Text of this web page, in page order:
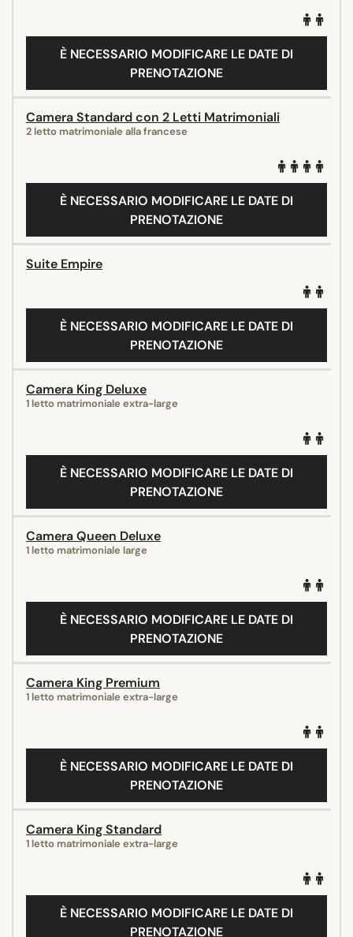
È NECESSARIO MODIFICARE LE DATE DI
PRENOTAZIONE
Camera Standard con 2 Letti Matrimoniali
2 letto matrimoniale alla francese
È NECESSARIO MODIFICARE LE DATE DI
PRENOTAZIONE
Suite Empire
È NECESSARIO MODIFICARE LE DATE DI
PRENOTAZIONE
Camera King Deluxe
1 letto matrimoniale extra-large
È NECESSARIO MODIFICARE LE DATE DI
PRENOTAZIONE
Camera Queen Deluxe
1 letto matrimoniale large
È NECESSARIO MODIFICARE LE DATE DI
PRENOTAZIONE
Camera King Premium
1 letto matrimoniale extra-large
È NECESSARIO MODIFICARE LE DATE DI
PRENOTAZIONE
Camera King Standard
1 letto matrimoniale extra-large
È NECESSARIO MODIFICARE LE DATE DI
PRENOTAZIONE